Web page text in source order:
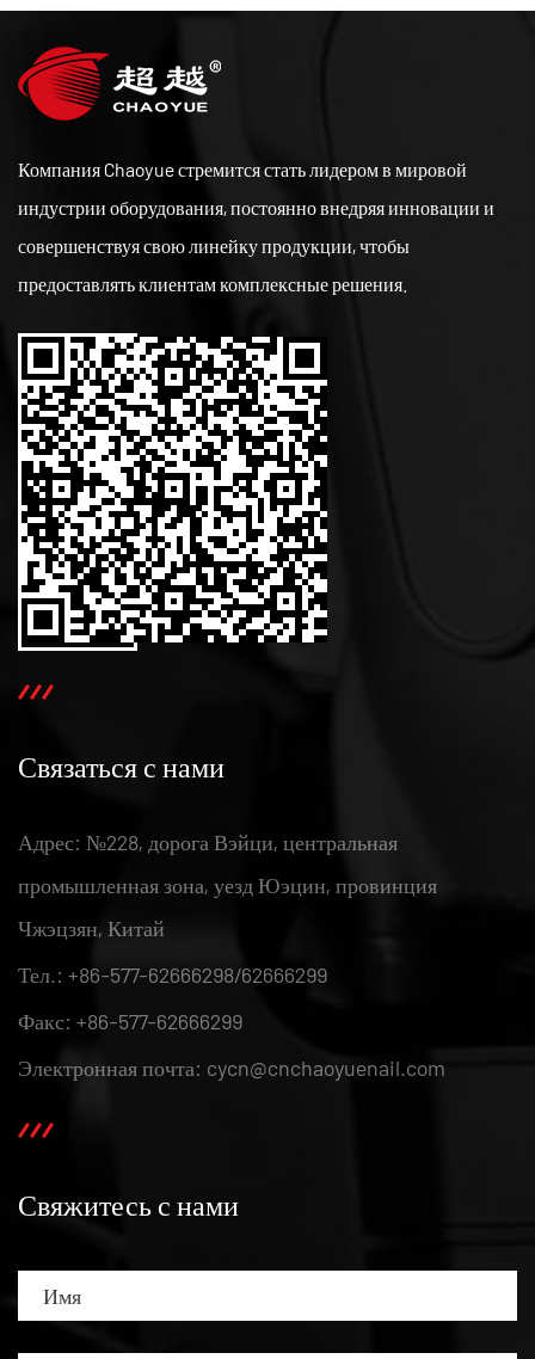
Компания Chaoyue стремится стать лидером в мировой
индустрии оборудования, постоянно внедряя инновации и
совершенствуя свою линейку продукции, чтобы
предоставлять клиентам комплексные решения.
Связаться с нами
Адрес: №228, дорога Вэйци, центральная
промышленная зона, уезд Юэцин, провинция
Чжэцзян, Китай
Тел.: +86-577-62666298/62666299
Факс: +86-577-62666299
Электронная почта: cycn@cnchaoyuenail.com
Свяжитесь с нами